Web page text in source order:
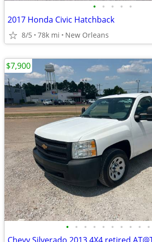
• • • • •
2017 Honda Civic Hatchback
8/5 78k mi New Orleans
• • • • • • • • • •
$7,900